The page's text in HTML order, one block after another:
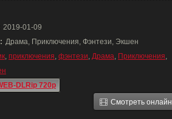
2019-01-09
Драма, Приключения, Фэнтези, Экшен
, приключения, фэнтези, Драма, Приключения,
DLRip 720p
Смотреть онлайн